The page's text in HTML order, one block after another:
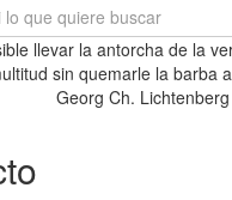
llevar la antorcha de la
sin quemarle la barba
Georg Ch. Lichtenberg